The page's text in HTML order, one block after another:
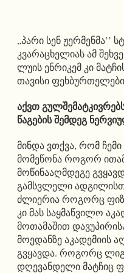
„პარი სენ ჟერმენმა’’
კვარაცხელიას ამ
ლუის ენრიკემ კი
თავისი ფეხბურთელები
აქვთ
წაგების შემდეგ
მინდა ვთქვა, რომ
მომეწონა როგორ
მოწინააღმდეგე
გამსვლელი
ძლიერია როგორც
კი მას საყმაწვილო
მოთამაშით
მოედანზე აკადემიის
გვყავდა. როგორც
დღევანდელი მატჩიც